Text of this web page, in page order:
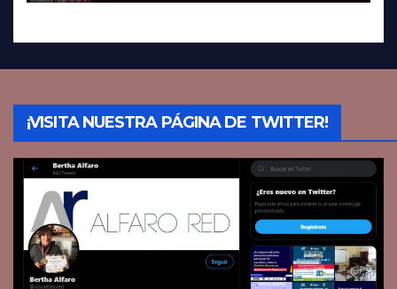
¡VISITA NUESTRA PÁGINA DE TWITTER!